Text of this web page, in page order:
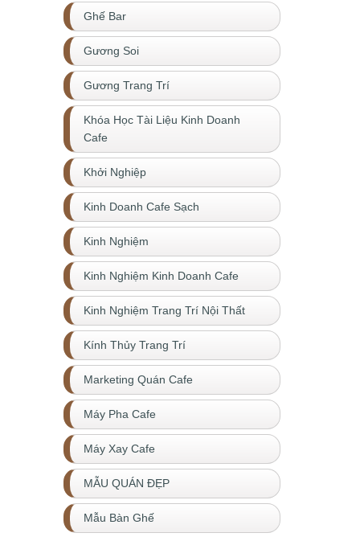
Ghế Bar
Gương Soi
Gương Trang Trí
Khóa Học Tài Liệu Kinh Doanh
Cafe
Khởi Nghiệp
Kinh Doanh Cafe Sạch
Kinh Nghiệm
Kinh Nghiệm Kinh Doanh Cafe
Kinh Nghiệm Trang Trí Nội Thất
Kính Thủy Trang Trí
Marketing Quán Cafe
Máy Pha Cafe
Máy Xay Cafe
MẪU QUÁN ĐẸP
Mẫu Bàn Ghế